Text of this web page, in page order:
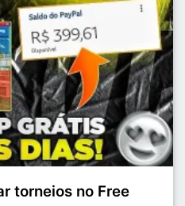
torneios no Free